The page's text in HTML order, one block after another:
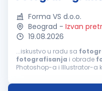
Forma VS d.o.o.
Beograd - Izvan
19.08.2026
...iskustvo u radu sa
fotografisanja i obrade
Photoshop-a i Illustrator-a
proizvoda i obrada